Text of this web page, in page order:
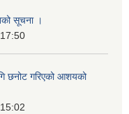
सूचना ।
छनोट गरिएको आशयको